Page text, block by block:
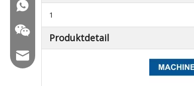
1
Produktdetail
WA: 0086 18858715170